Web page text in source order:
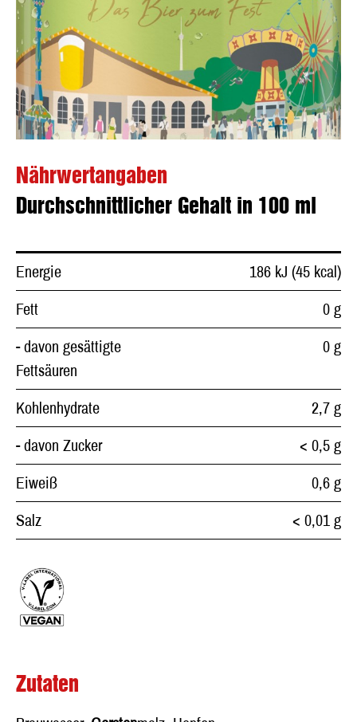
Nährwertangaben
Durchschnittlicher Gehalt in 100 ml
Energie
186 kJ (45 kcal)
Fett
0 g
- davon gesättigte
Fettsäuren
0 g
Kohlenhydrate
2,7 g
- davon Zucker
< 0,5 g
Eiweiß
0,6 g
Salz
< 0,01 g
Zutaten